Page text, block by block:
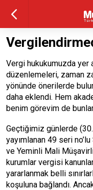
Vergi hukukumuzda yer
düzenlemeleri, zaman
yönünde önerilerde
daha eklendi. Hem
benim görevim de
Geçtiğimiz günlerde
yayımlanan 49 seri
ve Yeminli Mali
kurumlar vergisi
yararlanmak belli
koşuluna bağlandı.